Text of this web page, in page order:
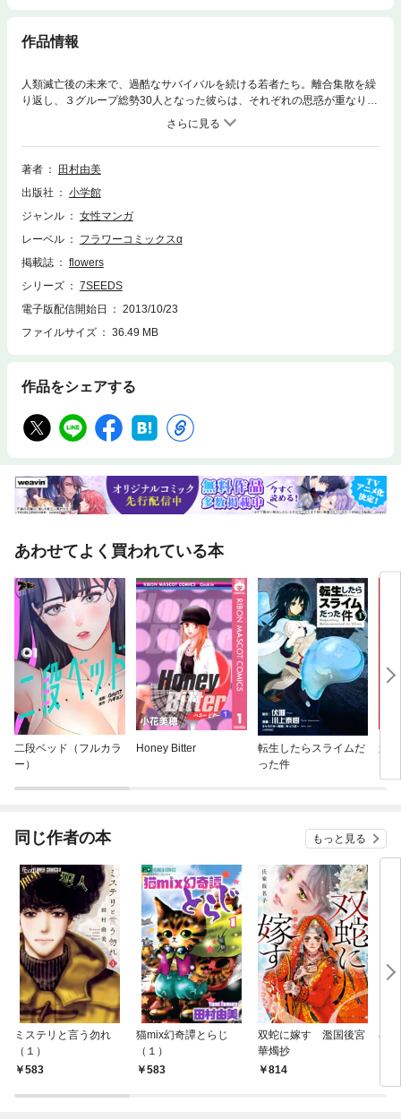
作品情報
人類滅亡後の未来で、過酷なサバイバルを続ける若者たち。離合集散を繰
り返し、３グループ総勢30人となった彼らは、それぞれの思惑が重なり、
佐渡近辺に集結しつつあった。だが、謎の島に着いた14人に異変が起き
著者
田村由美
出版社
小学館
ジャンル
女性マンガ
レーベル
フラワーコミックスα
掲載誌
flowers
シリーズ
7SEEDS
電子版配信開始日
2013/10/23
ファイルサイズ
36.49 MB
作品をシェアする
あわせてよく買われている本
二段ベッド（フルカラ
ー）
Honey Bitter
転生したらスライムだ
った件
逃
同じ作者の本 もっと見る
ミステリと言う勿れ
（１）
583
猫mix幻奇譚とらじ
（１）
583
双蛇に嫁す 濫国後宮
華燭抄
814
小